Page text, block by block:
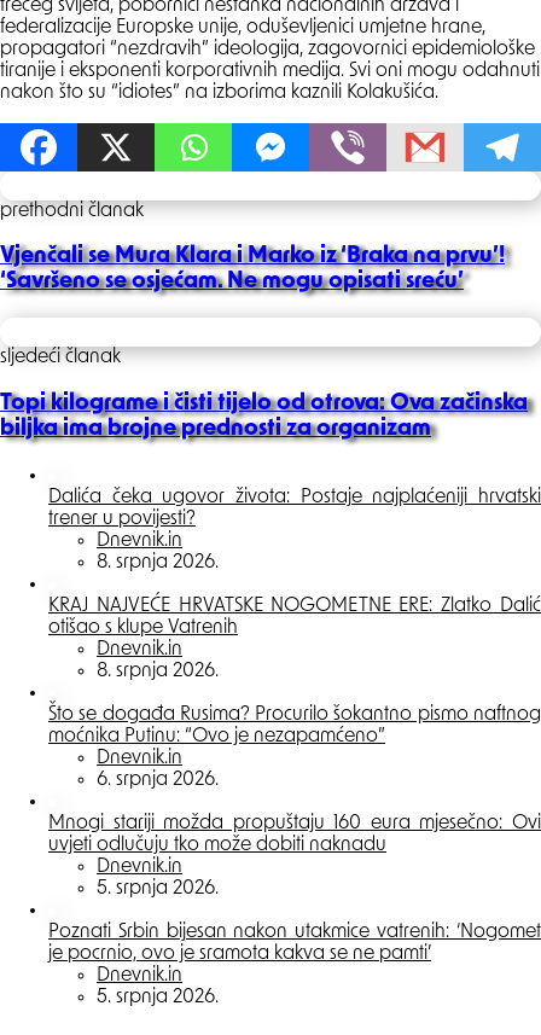
trećeg svijeta, pobornici nestanka nacionalnih država i
federalizacije Europske unije, oduševljenici umjetne hrane,
propagatori “nezdravih” ideologija, zagovornici epidemiološke
tiranije i eksponenti korporativnih medija. Svi oni mogu odahnuti
nakon što su “idiotes” na izborima kaznili Kolakušića.
navigation
prethodni članak
Vjenčali se Mura Klara i Marko iz ‘Braka na prvu’!
‘Savršeno se osjećam. Ne mogu opisati sreću’
sljedeći članak
Topi kilograme i čisti tijelo od otrova: Ova začinska
biljka ima brojne prednosti za organizam
Dalića čeka ugovor života: Postaje najplaćeniji hrvatski
trener u povijesti?
Posted
Dnevnik.in
8. srpnja 2026.
KRAJ NAJVEĆE HRVATSKE NOGOMETNE ERE: Zlatko Dalić
otišao s klupe Vatrenih
Posted
Dnevnik.in
8. srpnja 2026.
Što se događa Rusima? Procurilo šokantno pismo naftnog
moćnika Putinu: “Ovo je nezapamćeno”
Posted
Dnevnik.in
6. srpnja 2026.
Mnogi stariji možda propuštaju 160 eura mjesečno: Ovi
uvjeti odlučuju tko može dobiti naknadu
Posted
Dnevnik.in
5. srpnja 2026.
Poznati Srbin bijesan nakon utakmice vatrenih: ‘Nogomet
je pocrnio, ovo je sramota kakva se ne pamti’
Posted
Dnevnik.in
5. srpnja 2026.